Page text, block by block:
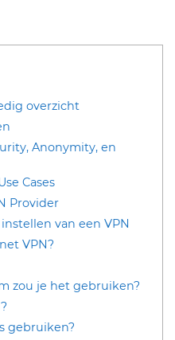
overzicht
Anonymity, en
Cases
Provider
van een VPN
VPN?
zou je het gebruiken?
gebruiken?